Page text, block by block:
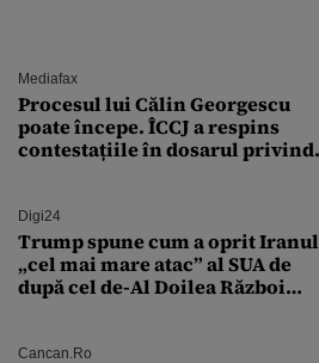
Mediafax
Procesul lui Călin Georgescu
poate începe. ÎCCJ a respins
contestațiile în dosarul privind
Digi24
Trump spune cum a oprit Iranul
„cel mai mare atac” al SUA de
după cel de-Al Doilea Război
Cancan.ro